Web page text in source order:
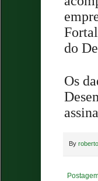
do
Os
By